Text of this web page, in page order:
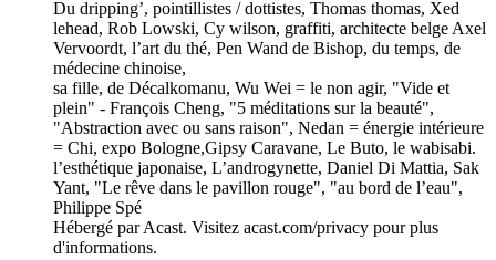
Du dripping’, pointillistes / dottistes, Thomas thomas, Xed
lehead, Rob Lowski, Cy wilson, graffiti, architecte belge Axel
Vervoordt, l’art du thé, Pen Wand de Bishop, du temps, de
médecine chinoise,
sa fille, de Décalkomanu, Wu Wei = le non agir, "Vide et
plein" - François Cheng, "5 méditations sur la beauté",
"Abstraction avec ou sans raison", Nedan = énergie intérieure
= Chi, expo Bologne,Gipsy Caravane, Le Buto, le wabisabi.
l’esthétique japonaise, L’androgynette, Daniel Di Mattia, Sak
Yant, "Le rêve dans le pavillon rouge", "au bord de l’eau",
Philippe Spé
Hébergé par Acast. Visitez acast.com/privacy pour plus
d'informations.